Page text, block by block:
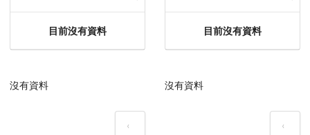
目前沒有資料
沒有資料
‹
目前沒有資料
沒有資料
‹